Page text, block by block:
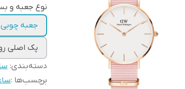
نوع جعبه و
جعبه چوبی
پک اصلی روبان پیچ
دسته‌بندی:
برچسب‌ها :